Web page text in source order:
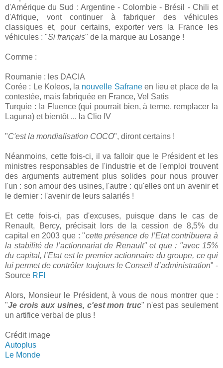
d'Amérique du Sud : Argentine - Colombie - Brésil - Chili et
d'Afrique, vont continuer à fabriquer des véhicules
classiques et, pour certains, exporter vers la France les
véhicules : "Si français" de la marque au Losange !
Comme :
Roumanie : les DACIA
Corée : Le Koleos, la nouvelle Safraneen lieu et place de la
contestée, mais fabriquée en France, Vel Satis
Turquie : la Fluence (qui pourrait bien, à terme, remplacer la
Laguna) et bientôt ... la Clio IV
"C'est la mondialisation COCO", diront certains !
Néanmoins, cette fois-ci, il va falloir que le Président et les
ministres responsables de l'industrie et de l'emploi trouvent
des arguments autrement plus solides pour nous prouver
l'un : son amour des usines, l'autre : qu'elles ont un avenir et
le dernier : l'avenir de leurs salariés !
Et cette fois-ci, pas d'excuses, puisque dans le cas de
Renault, Bercy, précisait lors de la cession de 8,5% du
capital en 2003 que : "cette présence de l’Etat contribuera à
la stabilité de l’actionnariat de Renault" et que : "avec 15%
du capital, l’Etat est le premier actionnaire du groupe, ce qui
lui permet de contrôler toujours le Conseil d’administration" -
Source RFI
Alors, Monsieur le Président, à vous de nous montrer que :
"Je crois aux usines, c'est mon truc" n'est pas seulement
un artifice verbal de plus !
Crédit image
Autoplus
Le Monde